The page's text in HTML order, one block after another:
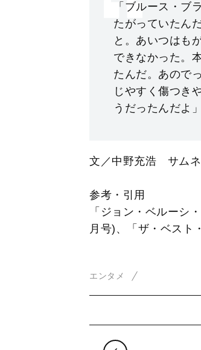
「ブルース・ブ
たがっていたん
と。あいつはも
できなかった。
たんだ。あので
じやすく傷つき
うだったんだよ」
文／中野充浩 サム
参考・引用
「ジョン・ベルーシ
月号)、「ザ・ベスト
エンタメ